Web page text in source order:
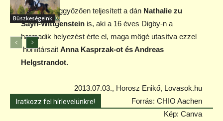
Nagyon meggyőzően teljesített a dán Nathalie zu
Sayn-Wittgenstein is, aki a 16 éves Digby-n a
harmadik helyezést érte el, maga mögé utasítva ezzel
honfitársait Anna Kasprzak-ot és Andreas
Helgstrandot.
2013.07.03., Horosz Enikő, Lovasok.hu
Forrás: CHIO Aachen
Kép: Canva
Büszkeségeink
Iratkozz fel hírlevelünkre!